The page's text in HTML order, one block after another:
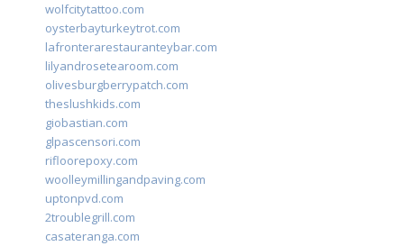
wolfcitytattoo.com
oysterbayturkeytrot.com
lafronterarestauranteybar.com
lilyandrosetearoom.com
olivesburgberrypatch.com
theslushkids.com
giobastian.com
glpascensori.com
rifloorepoxy.com
woolleymillingandpaving.com
uptonpvd.com
2troublegrill.com
casateranga.com